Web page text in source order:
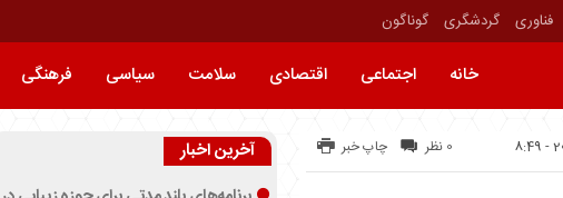
فناوری گردشگری گوناگون
خانه اجتماعی اقتصادی سلامت سیاسی فرهنگی
چاپ خبر 0 نظر آخرین اخبار